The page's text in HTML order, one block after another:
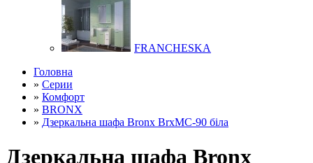
FRANCHESKA
Головна
» Серии
» Комфорт
» BRONX
» Дзеркальна шафа Bronx BrxMC-90 біла
Дзеркальна шафа Bronx